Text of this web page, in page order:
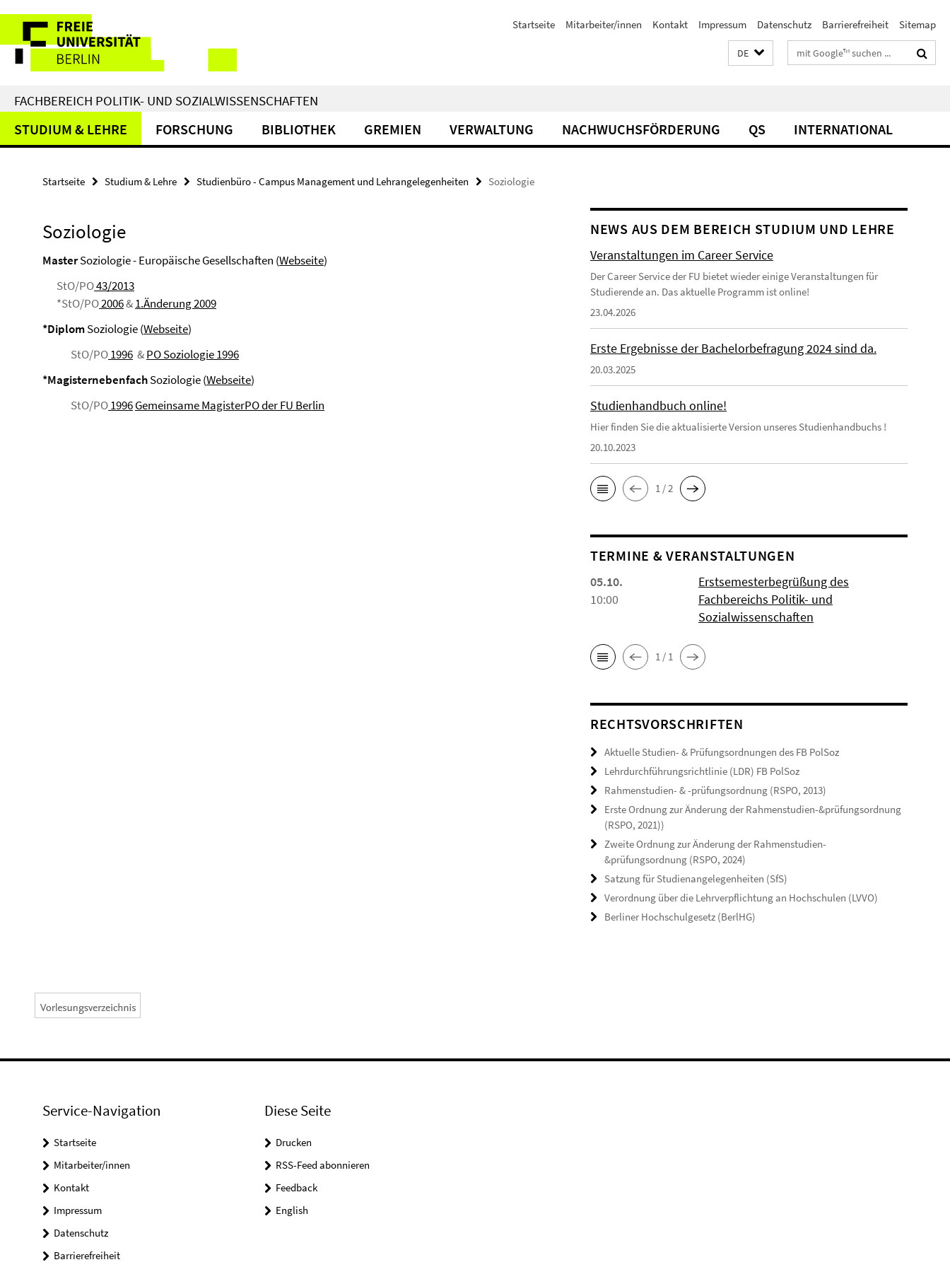
direkt
zu
Inhalt
Service-
Navigation
Startseite Mitarbeiter/innen Kontakt Impressum Datenschutz Barrierefreiheit Sitemap
DE Suchbegriffe
FACHBEREICH POLITIK- UND SOZIALWISSENSCHAFTEN
STUDIUM & LEHRE FORSCHUNG BIBLIOTHEK GREMIEN VERWALTUNG NACHWUCHSFÖRDERUNG QS INTERNATIONAL
Startseite Studium & Lehre Studienbüro - Campus Management und Lehrangelegenheiten Soziologie
Soziologie
MasterSoziologie - Europäische Gesellschaften (Webseite)
StO/PO43/2013
*StO/PO2006&1.Änderung 2009
*DiplomSoziologie (Webseite)
StO/PO1996 &PO Soziologie 1996
*MagisternebenfachSoziologie (Webseite)
StO/PO1996Gemeinsame MagisterPO der FU Berlin
NEWS AUS DEM BEREICH STUDIUM UND LEHRE
Veranstaltungen im Career Service
Der Career Service der FU bietet wieder einige Veranstaltungen für
Studierende an. Das aktuelle Programm ist online!
23.04.2026
Erste Ergebnisse der Bachelorbefragung 2024 sind da.
20.03.2025
Studienhandbuch online!
Hier finden Sie die aktualisierte Version unseres Studienhandbuchs !
20.10.2023
1 / 2
TERMINE & VERANSTALTUNGEN
05.10.
10:00
Erstsemesterbegrüßung des
Fachbereichs Politik- und
Sozialwissenschaften
1 / 1
RECHTSVORSCHRIFTEN
Aktuelle Studien- & Prüfungsordnungen des FB PolSoz
Lehrdurchführungsrichtlinie (LDR) FB PolSoz
Rahmenstudien- & -prüfungsordnung (RSPO, 2013)
Erste Ordnung zur Änderung der Rahmenstudien-&prüfungsordnung
(RSPO, 2021))
Zweite Ordnung zur Änderung der Rahmenstudien-
&prüfungsordnung (RSPO, 2024)
Satzung für Studienangelegenheiten (SfS)
Verordnung über die Lehrverpflichtung an Hochschulen (LVVO)
Berliner Hochschulgesetz (BerlHG)
Service-Navigation
Startseite
Mitarbeiter/innen
Kontakt
Impressum
Datenschutz
Barrierefreiheit
Diese Seite
Drucken
RSS-Feed abonnieren
Feedback
English